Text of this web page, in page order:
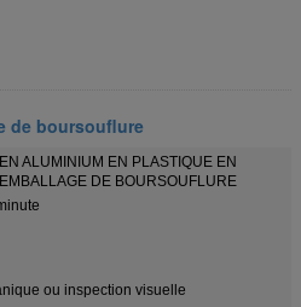
de boursouflure
ALUMINIUM EN PLASTIQUE EN
DE BOURSOUFLURE
ou inspection visuelle